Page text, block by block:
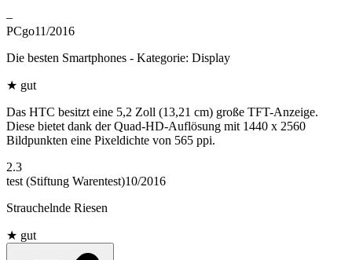
–
PCgo11/2016
Die besten Smartphones - Kategorie: Display
★ gut
Das HTC besitzt eine 5,2 Zoll (13,21 cm) große TFT-Anzeige.
Diese bietet dank der Quad-HD-Auflösung mit 1440 x 2560
Bildpunkten eine Pixeldichte von 565 ppi.
2.3
test (Stiftung Warentest)10/2016
Strauchelnde Riesen
★ gut